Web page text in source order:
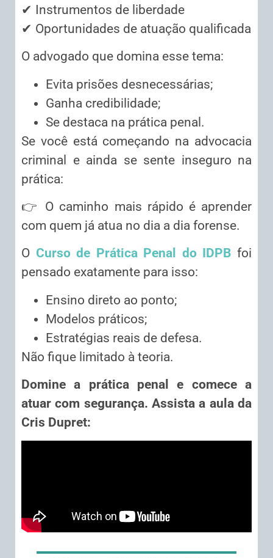
✔ Instrumentos de liberdade
✔ Oportunidades de atuação qualificada
O advogado que domina esse tema:
Evita prisões desnecessárias;
Ganha credibilidade;
Se destaca na prática penal.
Se você está começando na advocacia
criminal e ainda se sente inseguro na
prática:
👉 O caminho mais rápido é aprender
com quem já atua no dia a dia forense.
O Curso de Prática Penal do IDPB foi
pensado exatamente para isso:
Ensino direto ao ponto;
Modelos práticos;
Estratégias reais de defesa.
Não fique limitado à teoria.
Domine a prática penal e comece a
atuar com segurança. Assista a aula da
Cris Dupret: